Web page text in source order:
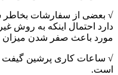
√ بعضی از سفارشات بخاطر
دارد احتمال اینکه به روش
مورد باعث صفر شدن میزان
√ ساعات کاری پرشین
است.